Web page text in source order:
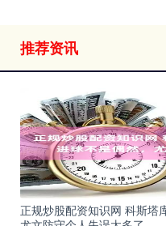
推荐资讯
正规炒股配资知识网 科斯塔